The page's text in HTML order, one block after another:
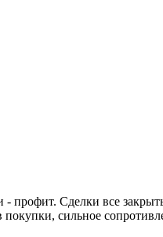
профит. Сделки все
покупки, сильное